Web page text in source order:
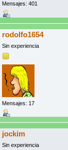
Mensajes: 401
rodolfo1654
Sin experiencia
Mensajes: 17
jockim
Sin experiencia